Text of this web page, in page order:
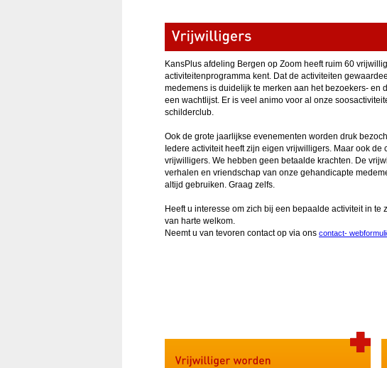
KansPlus afdeling Bergen op Zoom heeft ruim 60
activiteitenprogramma kent. Dat de activiteiten
medemens is duidelijk te merken aan het bezoekers- en
een wachtlijst. Er is veel animo voor al onze
schilderclub.
Ook de grote jaarlijkse evenementen worden druk
Iedere activiteit heeft zijn eigen vrijwilligers. Maar ook
vrijwilligers. We hebben geen betaalde krachten. De
verhalen en vriendschap van onze gehandicapte
altijd gebruiken. Graag zelfs.
Heeft u interesse om zich bij een bepaalde activiteit in
van harte welkom.
Neemt u van tevoren contact op via ons contact-